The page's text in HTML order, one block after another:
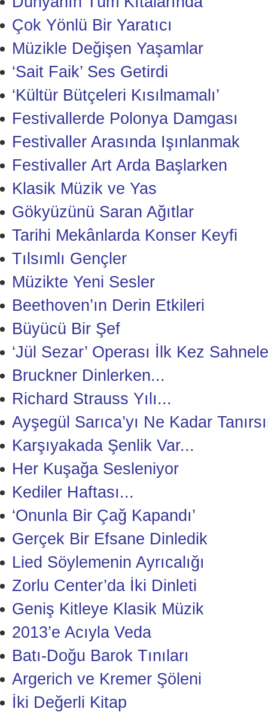
Çok Yönlü Bir Yaratıcı
Müzikle Değişen Yaşamlar
‘Sait Faik’ Ses Getirdi
‘Kültür Bütçeleri Kısılmamalı’
Festivallerde Polonya Damgası
Festivaller Arasında Işınlanmak
Festivaller Art Arda Başlarken
Klasik Müzik ve Yas
Gökyüzünü Saran Ağıtlar
Tarihi Mekânlarda Konser Keyfi
Tılsımlı Gençler
Müzikte Yeni Sesler
Beethoven’ın Derin Etkileri
Büyücü Bir Şef
‘Jül Sezar’ Operası İlk Kez
Bruckner Dinlerken...
Richard Strauss Yılı...
Ayşegül Sarıca’yı Ne Kadar
Karşıyakada Şenlik Var...
Her Kuşağa Sesleniyor
Kediler Haftası...
‘Onunla Bir Çağ Kapandı’
Gerçek Bir Efsane Dinledik
Lied Söylemenin Ayrıcalığı
Zorlu Center’da İki Dinleti
Geniş Kitleye Klasik Müzik
2013’e Acıyla Veda
Batı-Doğu Barok Tınıları
Argerich ve Kremer Şöleni
İki Değerli Kitap